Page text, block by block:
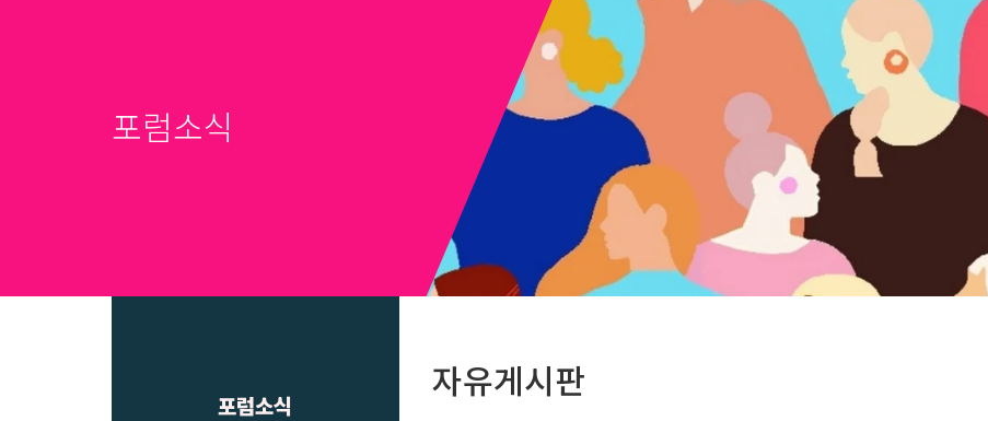
포럼소식
포럼소식
자유게시판